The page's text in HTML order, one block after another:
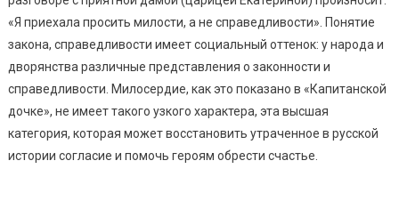
«Я приехала просить милости, а не справедливости». Понятие
закона, справедливости имеет социальный оттенок: у народа и
дворянства различные представления о законности и
справедливости. Милосердие, как это показано в «Капитанской
дочке», не имеет такого узкого характера, эта высшая
категория, которая может восстановить утраченное в русской
истории согласие и помочь героям обрести счастье.